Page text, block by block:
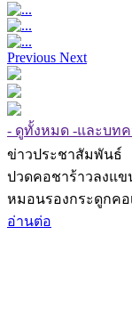
Previous Next
- ดูทั้งหมด -และบทค
ข่าวประชาสัมพันธ์
ปวดคอชาร้าวลงแข
หมอนรองกระดูกคอเ
อ่านต่อ